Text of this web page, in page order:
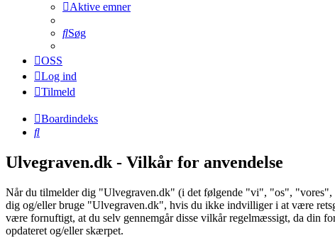
Aktive emner
Søg
OSS
Log ind
Tilmeld
Boardindeks
Søg
Ulvegraven.dk - Vilkår for anvendelse
Når du tilmelder dig "Ulvegraven.dk" (i det følgende "vi", "os",
dig og/eller bruge "Ulvegraven.dk", hvis du ikke indvilliger i at være
være fornuftigt, at du selv gennemgår disse vilkår regelmæssigt, da din
opdateret og/eller skærpet.